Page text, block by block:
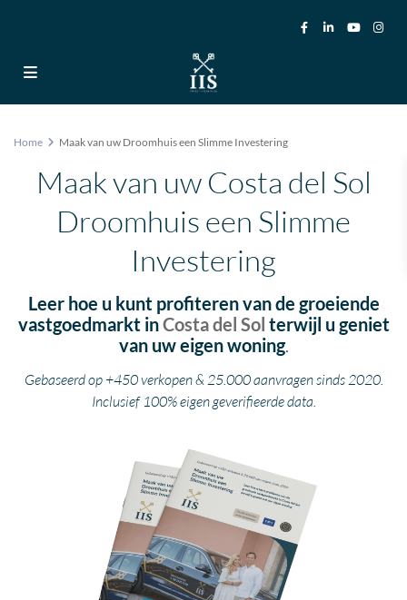
Home Maak van uw Droomhuis een Slimme Investering
Maak van uw Costa del Sol
Droomhuis een Slimme
Investering
Leer hoe u kunt profiteren van de groeiende
vastgoedmarkt inCosta del Sol terwijl u geniet
van uw eigen woning.
Gebaseerd op +450 verkopen & 25.000 aanvragen sinds 2020.
Inclusief 100% eigen geverifieerde data.